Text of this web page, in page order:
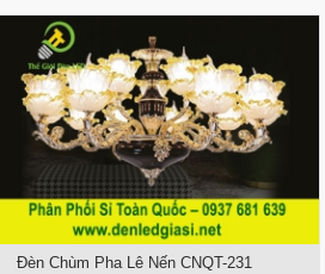
Đèn Chùm Pha Lê Nến CNQT-231